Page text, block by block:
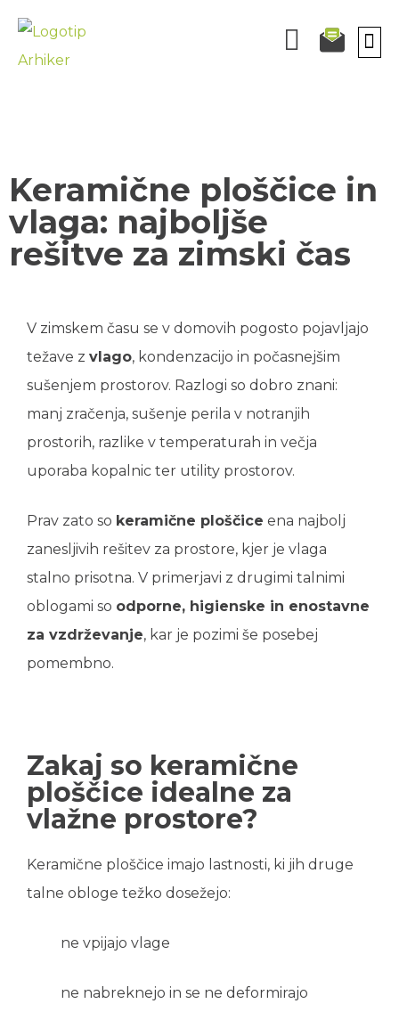
Keramične ploščice in
vlaga: najboljše
rešitve za zimski čas
V zimskem času se v domovih pogosto pojavljajo
težave z vlago, kondenzacijo in počasnejšim
sušenjem prostorov. Razlogi so dobro znani:
manj zračenja, sušenje perila v notranjih
prostorih, razlike v temperaturah in večja
uporaba kopalnic ter utility prostorov.
Prav zato so keramične ploščice ena najbolj
zanesljivih rešitev za prostore, kjer je vlaga
stalno prisotna. V primerjavi z drugimi talnimi
oblogami so odporne, higienske in enostavne
za vzdrževanje, kar je pozimi še posebej
pomembno.
Zakaj so keramične
ploščice idealne za
vlažne prostore?
Keramične ploščice imajo lastnosti, ki jih druge
talne obloge težko dosežejo:
ne vpijajo vlage
ne nabreknejo in se ne deformirajo